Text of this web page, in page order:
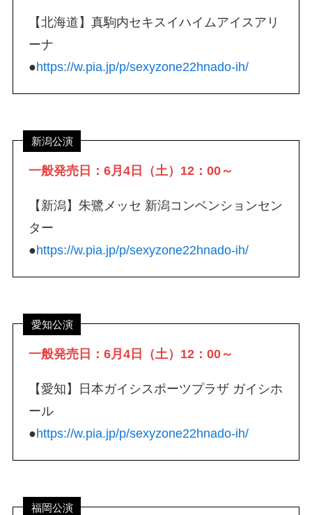
【北海道】真駒内セキスイハイムアイスアリ
ーナ
●https://w.pia.jp/p/sexyzone22hnado-ih/
新潟公演
一般発売日：6月4日（土）12：00～
【新潟】朱鷺メッセ 新潟コンベンションセン
ター
●https://w.pia.jp/p/sexyzone22hnado-ih/
愛知公演
一般発売日：6月4日（土）12：00～
【愛知】日本ガイシスポーツプラザ ガイシホ
ール
●https://w.pia.jp/p/sexyzone22hnado-ih/
福岡公演